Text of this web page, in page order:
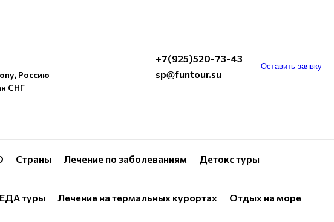
Россию
СНГ
+7(925)520-73-43
sp@funtour.su
Оставить заявку
Страны Лечение по заболеваниям Детокс туры
туры Лечение на термальных курортах Отдых на море